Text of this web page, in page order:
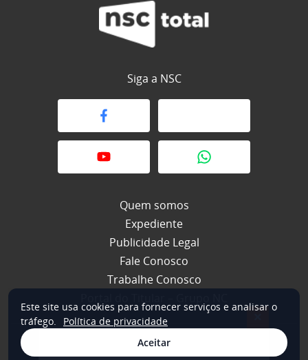
Siga a NSC
Quem somos
Expediente
Publicidade Legal
Fale Conosco
Trabalhe Conosco
© 2026 NSC Total. Todos os direitos reservados.
Este site usa cookies para fornecer serviços e analisar o
tráfego.
Política de privacidade
Aceitar